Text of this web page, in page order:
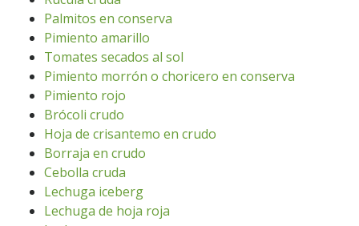
Palmitos en conserva
Pimiento amarillo
Tomates secados al sol
Pimiento morrón o choricero en conserva
Pimiento rojo
Brócoli crudo
Hoja de crisantemo en crudo
Borraja en crudo
Cebolla cruda
Lechuga iceberg
Lechuga de hoja roja